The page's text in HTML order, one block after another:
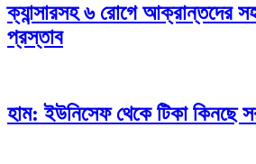
ক্যান্সারসহ ৬ রোগে আক্রান্তদের
প্রস্তাব
হাম: ইউনিসেফ থেকে টিকা কিনছে